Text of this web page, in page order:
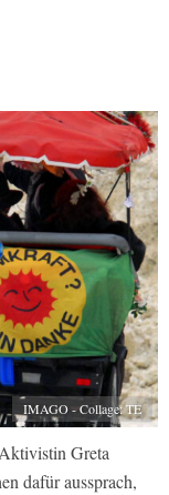
IMAGO - Collage: TE
Greta
dafür aussprach,